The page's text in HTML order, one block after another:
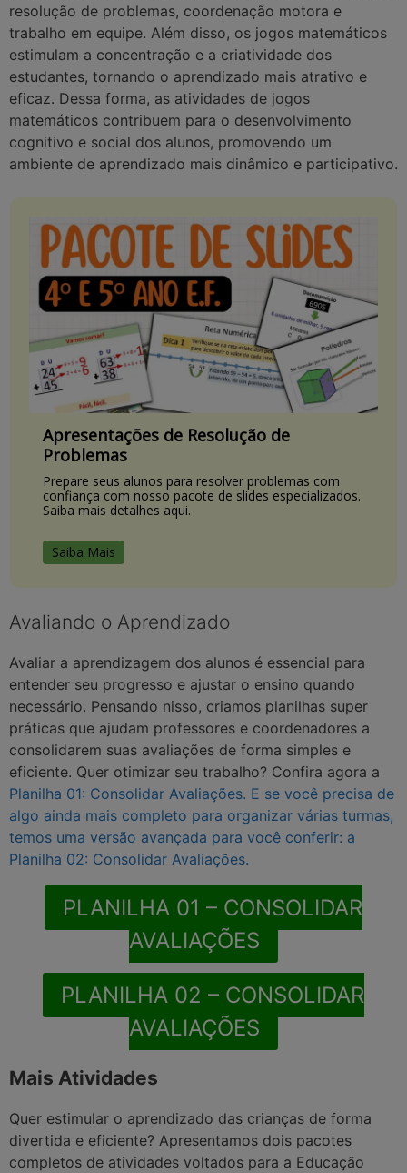
resolução de problemas, coordenação motora e
trabalho em equipe. Além disso, os jogos matemáticos
estimulam a concentração e a criatividade dos
estudantes, tornando o aprendizado mais atrativo e
eficaz. Dessa forma, as atividades de jogos
matemáticos contribuem para o desenvolvimento
cognitivo e social dos alunos, promovendo um
ambiente de aprendizado mais dinâmico e participativo.
Apresentações de Resolução de
Problemas
Prepare seus alunos para resolver problemas com
confiança com nosso pacote de slides especializados.
Saiba mais detalhes aqui.
Saiba Mais
Avaliando o Aprendizado
Avaliar a aprendizagem dos alunos é essencial para
entender seu progresso e ajustar o ensino quando
necessário. Pensando nisso, criamos planilhas super
práticas que ajudam professores e coordenadores a
consolidarem suas avaliações de forma simples e
eficiente. Quer otimizar seu trabalho? Confira agora a
Planilha 01: Consolidar Avaliações. E se você precisa de
algo ainda mais completo para organizar várias turmas,
temos uma versão avançada para você conferir: a
Planilha 02: Consolidar Avaliações.
PLANILHA 01 – CONSOLIDAR
AVALIAÇÕES
PLANILHA 02 – CONSOLIDAR
AVALIAÇÕES
Mais Atividades
Quer estimular o aprendizado das crianças de forma
divertida e eficiente? Apresentamos dois pacotes
completos de atividades voltados para a Educação